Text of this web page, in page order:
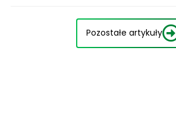
Pozostałe artykuły